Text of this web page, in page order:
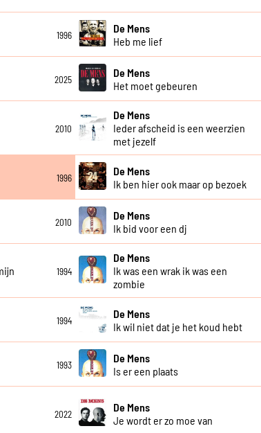
1996
De Mens
Heb me lief
2025
De Mens
Het moet gebeuren
2010
De Mens
Ieder afscheid is een weerzien
met jezelf
1996
De Mens
Ik ben hier ook maar op bezoek
2010
De Mens
Ik bid voor een dj
1994
De Mens
Ik was een wrak ik was een
zombie
1994
De Mens
Ik wil niet dat je het koud hebt
1993
De Mens
Is er een plaats
2022
De Mens
Je wordt er zo moe van